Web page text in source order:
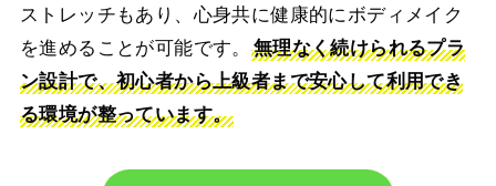
ストレッチもあり、心身共に健康的にボディメイク
を進めることが可能です。
無理なく続けられるプラ
ン設計で、初心者から上級者まで安心して利用でき
る環境が整っています。